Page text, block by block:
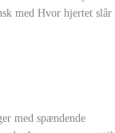
med Hvor hjertet slår
med spændende